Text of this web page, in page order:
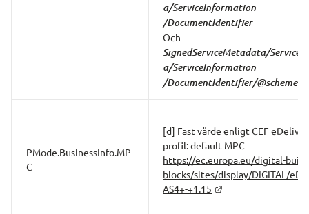
a/ServiceInformation
/DocumentIdentifier
Och
SignedServiceMetadata/
a/ServiceInformation
/DocumentIdentifier/@scheme
PMode.BusinessInfo.MP
C
[d] Fast värde enligt CEF
profil: default MPC
https://ec.europa.eu/digital-
blocks/sites/display/DIGITAL/
AS4+-+1.15